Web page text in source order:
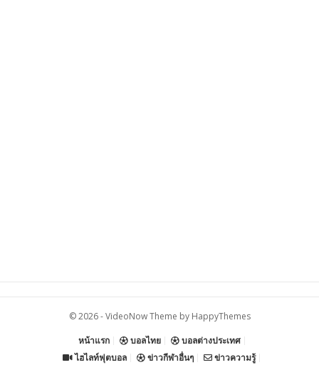
© 2026 -VideoNow Theme by HappyThemes
หน้าแรก
บอลไทย
บอลต่างประเทศ
ไฮไลท์ฟุตบอล
ข่าวกีฬาอื่นๆ ข่าวความรู้